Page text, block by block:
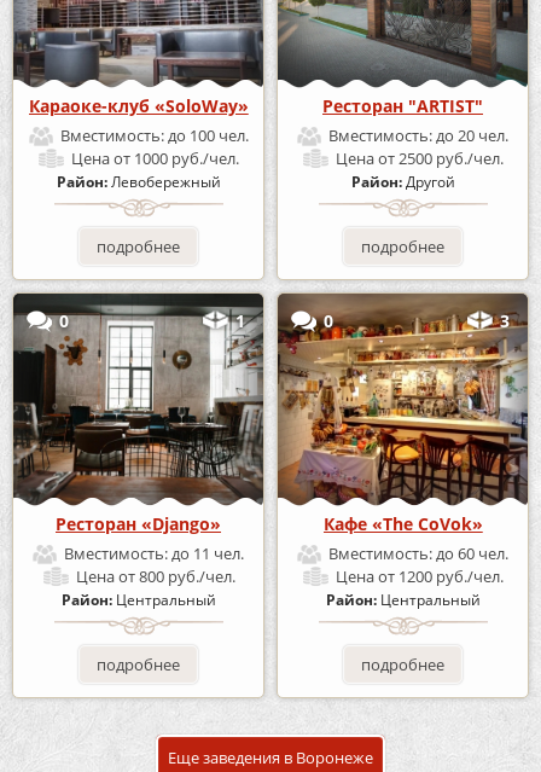
Караоке-клуб «SoloWay»
Вместимость:до 100 чел.
Ценаот 1000 руб./чел.
Район:Левобережный
подробнее
Ресторан "ARTIST"
Вместимость:до 20 чел.
Ценаот 2500 руб./чел.
Район:Другой
подробнее
0 1
Ресторан «Django»
Вместимость:до 11 чел.
Ценаот 800 руб./чел.
Район: Центральный
подробнее
0 3
Кафе «The CoVok»
Вместимость:до 60 чел.
Ценаот 1200 руб./чел.
Район: Центральный
подробнее
Еще заведения в Воронеже